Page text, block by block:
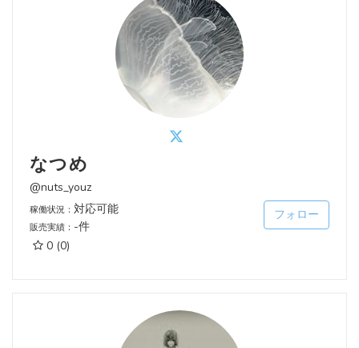
なつめ
@nuts_youz
稼働状況： 対応可能
販売実績： -件
0 (0)
フォロー